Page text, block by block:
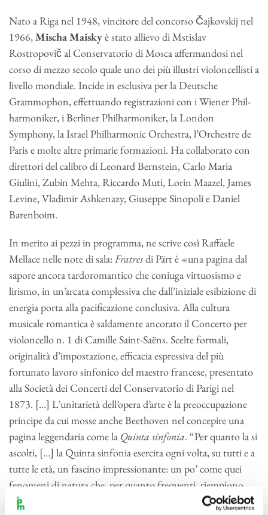
Nato a Riga nel 1948, vincitore del concorso Čajkovskij nel
1966, Mischa Maiskyè stato allievo di Mstislav
Rostropovič al Conservatorio di Mosca affermandosi nel
corso di mezzo secolo quale uno dei più illustri violoncellisti a
livello mondiale. Incide in esclusiva per la Deutsche
Grammophon, effettuando registrazioni con i Wiener Phil-
harmoniker, i Berliner Philharmoniker, la London
Symphony, la Israel Philharmonic Orchestra, l’Orchestre de
Paris e molte altre primarie formazioni. Ha collaborato con
direttori del calibro di Leonard Bernstein, Carlo Maria
Giulini, Zubin Mehta, Riccardo Muti, Lorin Maazel, James
Levine, Vladimir Ashkenazy, Giuseppe Sinopoli e Daniel
Barenboim.
In merito ai pezzi in programma, ne scrive così Raffaele
Mellace nelle note di sala: Fratresdi Pärt è «una pagina dal
sapore ancora tardoromantico che coniuga virtuosismo e
lirismo, in un’arcata complessiva che dall’iniziale esibizione di
energia porta alla pacificazione conclusiva. Alla cultura
musicale romantica è saldamente ancorato il Concerto per
violoncello n. 1 di Camille Saint-Saëns. Scelte formali,
originalità d’impostazione, efficacia espressiva del più
fortunato lavoro sinfonico del maestro francese, presentato
alla Società dei Concerti del Conservatorio di Parigi nel
1873. […] L’unitarietà dell’opera d’arte è la preoccupazione
principe da cui mosse anche Beethoven nel concepire una
pagina leggendaria come la Quinta sinfonia. “Per quanto la si
ascolti, […] la Quinta sinfonia esercita ogni volta, su tutti e a
tutte le età, un fascino impressionante: un po’ come quei
fenomeni di natura che, per quanto frequenti, riempiono
ogni volta di sorpresa e di sbigottimento”: così si espresse